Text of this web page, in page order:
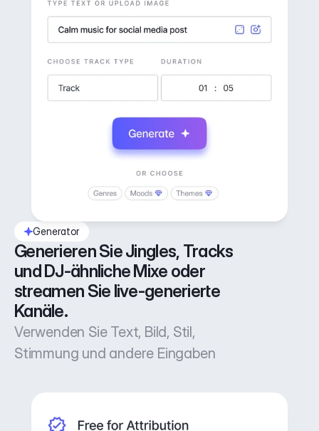
Generator
Generieren Sie Jingles, Tracks
und DJ-ähnliche Mixe oder
streamen Sie live-generierte
Kanäle.
Verwenden Sie Text, Bild, Stil,
Stimmung und andere Eingaben